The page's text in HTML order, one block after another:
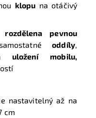
klopu na otáčivý
rozdělena pevnou
oddíly,
mobilu,
nastavitelný až na
cm